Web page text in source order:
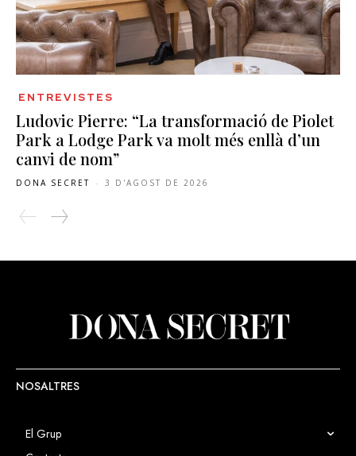
ENTREVISTES
Ludovic Pierre: “La transformació de Piolet
Park a Lodge Park va molt més enllà d’un
canvi de nom”
DONA SECRET - 3 D'AGOST DE 2026
NOSALTRES
El Grup